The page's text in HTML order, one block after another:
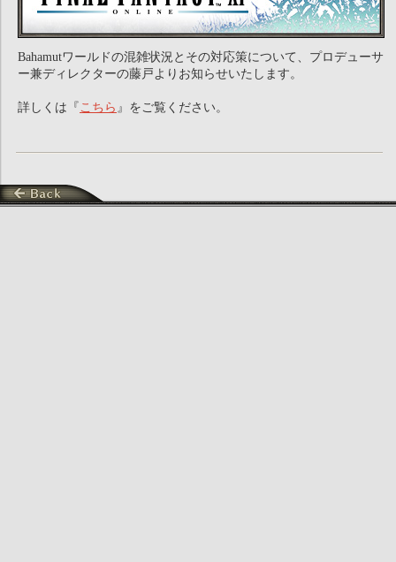
Bahamutワールドの混雑状況とその対応策について、プロデューサ
ー兼ディレクターの藤戸よりお知らせいたします。
詳しくは『 こちら 』をご覧ください。